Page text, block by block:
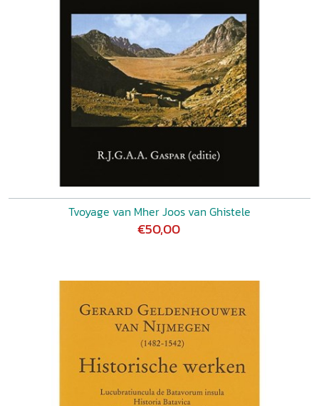
Tvoyage van Mher Joos van Ghistele
€50,00